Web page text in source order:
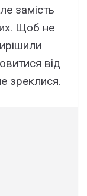
замість
Щоб не
від
зреклися.